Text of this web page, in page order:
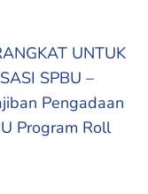
UNTUK
SPBU –
Pengadaan
Program Roll